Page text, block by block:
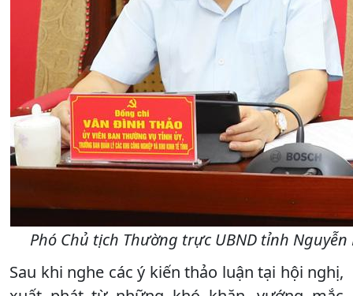
Phó Chủ tịch Thường trực UBND tỉnh
Sau khi nghe các ý kiến thảo luận tại hội nghị,